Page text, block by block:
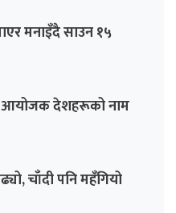
मनाइँदै साउन १५
आयोजक देशहरूको नाम
चाँदी पनि महँगियो